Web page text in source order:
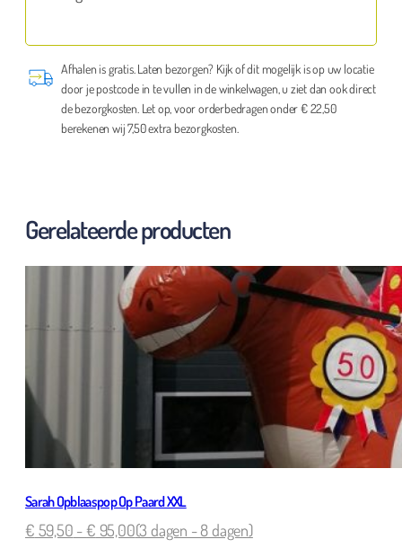
Afhalen is gratis. Laten bezorgen? Kijk of dit mogelijk is op uw locatie
door je postcode in te vullen in de winkelwagen, u ziet dan ook direct
de bezorgkosten. Let op, voor orderbedragen onder € 22,50
berekenen wij 7,50 extra bezorgkosten.
Gerelateerde producten
Sarah Opblaaspop Op Paard XXL
€ 59,50 - € 95,00(3 dagen - 8 dagen)